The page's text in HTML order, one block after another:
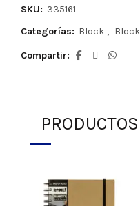
SKU: 335161
Categorías: Block , Block
Compartir